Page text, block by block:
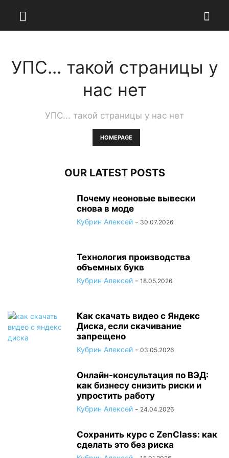
УПС... такой страницы у
нас нет
УПС... такой страницы у нас нет
HOMEPAGE
OUR LATEST POSTS
Почему неоновые вывески
снова в моде
Кубрин Алексей - 30.07.2026
Технология производства
объемных букв
Кубрин Алексей - 18.05.2026
Как скачать видео с Яндекс
Диска, если скачивание
запрещено
Кубрин Алексей - 03.05.2026
Онлайн-консультация по ВЭД:
как бизнесу снизить риски и
упростить работу
Кубрин Алексей - 24.04.2026
Сохранить курс с ZenClass: как
сделать это без риска